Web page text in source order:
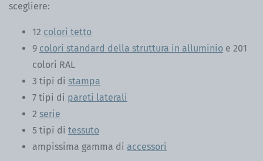
scegliere:
12 colori tetto
9 colori standard della struttura in alluminio e 201
colori RAL
3 tipi di stampa
7 tipi di pareti laterali
2 serie
5 tipi di tessuto
ampissima gamma di accessori